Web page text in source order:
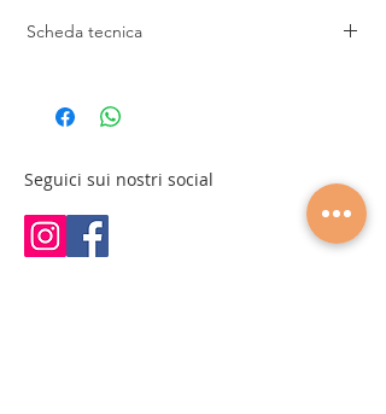
Scheda tecnica
Altezza: 77 cm
Carico massimo: 15 kg
5 ruote per favorirne gli spostamenti
Struttura metallica
4 ripiani in vetro fumé
Seguici sui nostri social